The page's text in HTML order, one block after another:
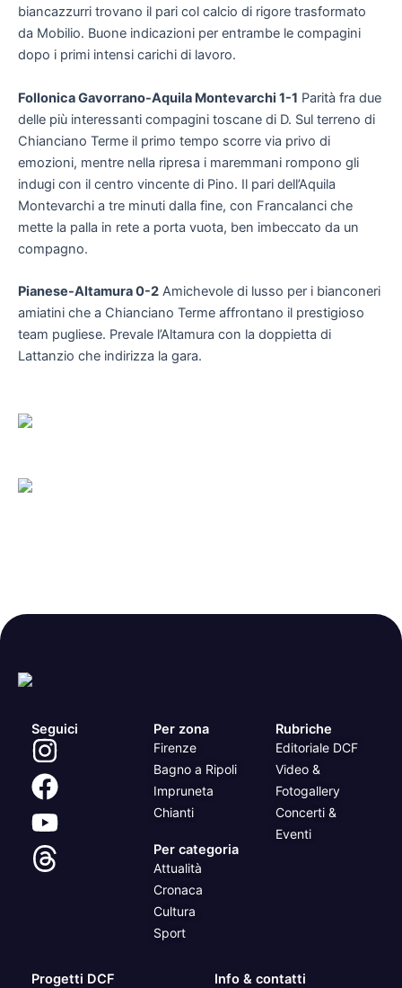
biancazzurri trovano il pari col calcio di rigore trasformato
da Mobilio. Buone indicazioni per entrambe le compagini
dopo i primi intensi carichi di lavoro.
Follonica Gavorrano-Aquila Montevarchi 1-1 Parità fra due
delle più interessanti compagini toscane di D. Sul terreno di
Chianciano Terme il primo tempo scorre via privo di
emozioni, mentre nella ripresa i maremmani rompono gli
indugi con il centro vincente di Pino. Il pari dell’Aquila
Montevarchi a tre minuti dalla fine, con Francalanci che
mette la palla in rete a porta vuota, ben imbeccato da un
compagno.
Pianese-Altamura 0-2 Amichevole di lusso per i bianconeri
amiatini che a Chianciano Terme affrontano il prestigioso
team pugliese. Prevale l’Altamura con la doppietta di
Lattanzio che indirizza la gara.
Seguici Per zona
Firenze
Bagno a Ripoli
Impruneta
Chianti
Per categoria
Attualità
Cronaca
Cultura
Sport
Rubriche
Editoriale DCF
Video &
Fotogallery
Concerti &
Eventi
Progetti DCF Info & contatti